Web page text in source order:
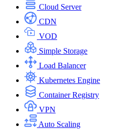
Cloud Server
CDN
VOD
Simple Storage
Load Balancer
Kubernetes Engine
Container Registry
VPN
Auto Scaling